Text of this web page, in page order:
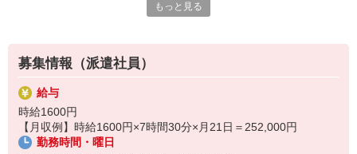
●イベント企画のサポート ⇒カンタンなチラシや資料の作成（既存
※同じ業務をする方からレクチャーあり
★いつでも気軽に質問できる環境♪
もっと見る
募集情報（派遣社員）
給与
時給1600円
【月収例】時給1600円×7時間30分×月21日＝252,000円
勤務時間・曜日